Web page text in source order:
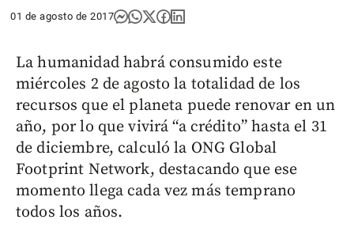
01 de agosto de 2017
La humanidad habrá consumido este
miércoles 2 de agosto la totalidad de los
recursos que el planeta puede renovar en un
año, por lo que vivirá “a crédito” hasta el 31
de diciembre, calculó la ONG Global
Footprint Network, destacando que ese
momento llega cada vez más temprano
todos los años.